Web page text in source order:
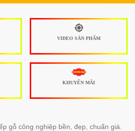
VIDEO SẢN PHẨM
KHUYẾN MÃI
gỗ công nghiệp bền, đẹp, chuẩn giá.